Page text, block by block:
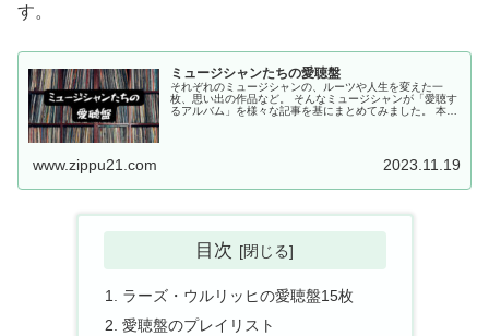
す。
ミュージシャンたちの愛聴盤
それぞれのミュージシャンの、ルーツや人生を変えた一
枚、思い出の作品など。 そんなミュージシャンが「愛聴す
るアルバム」を様々な記事を基にまとめてみました。 本記
www.zippu21.com 2023.11.19
目次
ラーズ・ウルリッヒの愛聴盤15枚
愛聴盤のプレイリスト